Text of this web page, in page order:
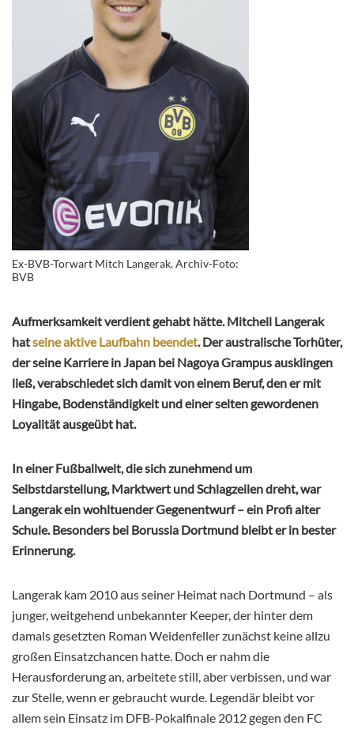
Ex-BVB-Torwart Mitch Langerak. Archiv-Foto:
BVB
Aufmerksamkeit verdient gehabt hätte. Mitchell Langerak
hatseine aktive Laufbahn beendet. Der australische Torhüter,
der seine Karriere in Japan bei Nagoya Grampus ausklingen
ließ, verabschiedet sich damit von einem Beruf, den er mit
Hingabe, Bodenständigkeit und einer selten gewordenen
Loyalität ausgeübt hat.
In einer Fußballwelt, die sich zunehmend um
Selbstdarstellung, Marktwert und Schlagzeilen dreht, war
Langerak ein wohltuender Gegenentwurf – ein Profi alter
Schule. Besonders bei Borussia Dortmund bleibt er in bester
Erinnerung.
Langerak kam 2010 aus seiner Heimat nach Dortmund – als
junger, weitgehend unbekannter Keeper, der hinter dem
damals gesetzten Roman Weidenfeller zunächst keine allzu
großen Einsatzchancen hatte. Doch er nahm die
Herausforderung an, arbeitete still, aber verbissen, und war
zur Stelle, wenn er gebraucht wurde. Legendär bleibt vor
allem sein Einsatz im DFB-Pokalfinale 2012 gegen den FC